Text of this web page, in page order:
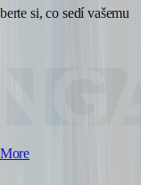
si, co sedí vašemu